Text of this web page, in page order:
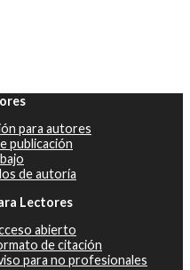
para autores
publicación
de autoría
Lectores
abierto
de citación
para no profesionales